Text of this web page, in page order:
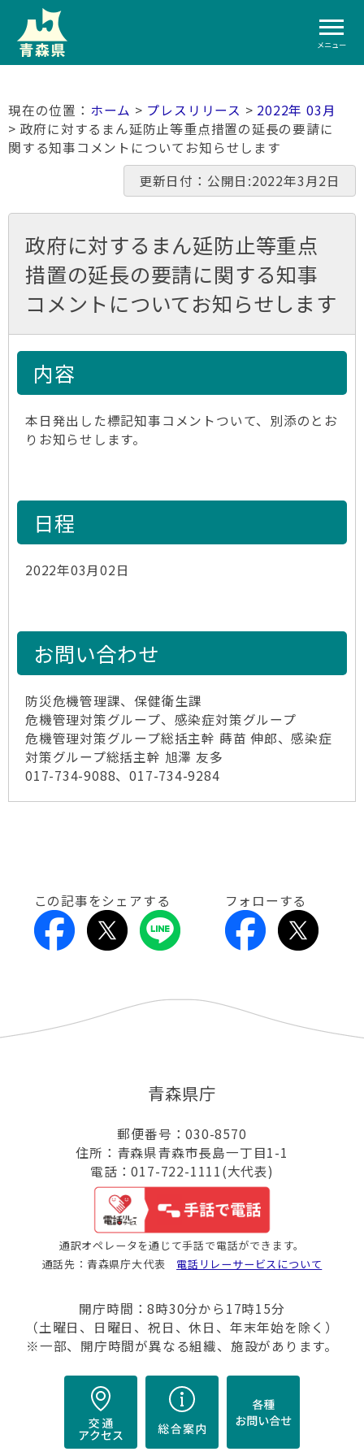
メニュー
ホーム > プレスリリース > 2022年 03月
> 政府に対するまん延防止等重点措置の延長の要請に
関する知事コメントについてお知らせします
更新日付：公開日:2022年3月2日
政府に対するまん延防止等重点
措置の延長の要請に関する知事
コメントについてお知らせします
内容
本日発出した標記知事コメントついて、別添のとお
りお知らせします。
日程
2022年03月02日
お問い合わせ
防災危機管理課、保健衛生課
危機管理対策グループ、感染症対策グループ
危機管理対策グループ総括主幹 蒔苗 伸郎、感染症
対策グループ総括主幹 旭澤 友多
017-734-9088、017-734-9284
この記事をシェアする フォローする
青森県庁
郵便番号：030-8570
住所：青森県青森市長島一丁目1-1
電話：017-722-1111(大代表)
通訳オペレータを通じて手話で電話ができます。
通話先：青森県庁大代表 電話リレーサービスについて
開庁時間：8時30分から17時15分
（土曜日、日曜日、祝日、休日、年末年始を除く）
※一部、開庁時間が異なる組織、施設があります。